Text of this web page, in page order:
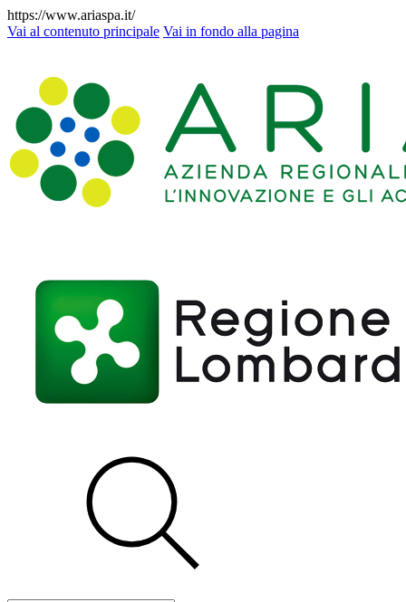
https://www.ariaspa.it/
Vai al contenuto principale Vai in fondo alla pagina